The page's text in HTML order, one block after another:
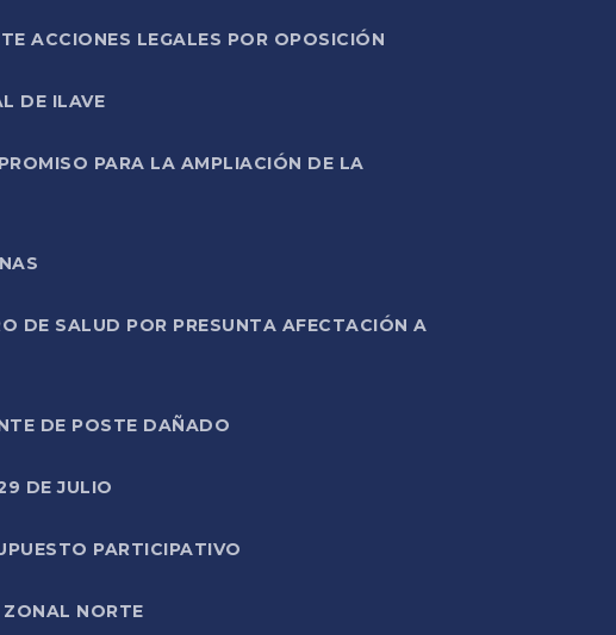
ACCIONES LEGALES POR OPOSICIÓN
DE ILAVE
PARA LA AMPLIACIÓN DE LA
DE SALUD POR PRESUNTA AFECTACIÓN A
DE POSTE DAÑADO
DE JULIO
PARTICIPATIVO
NORTE